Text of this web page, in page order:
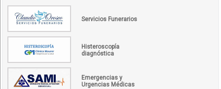
Servicios Funerarios
Histeroscopía
diagnóstica
Emergencias y
Urgencias Médicas